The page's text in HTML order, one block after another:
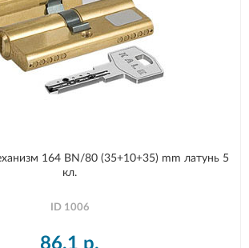
164 BN/80 (35+10+35) mm латунь 5
кл.
ID 1006
86,1 р.